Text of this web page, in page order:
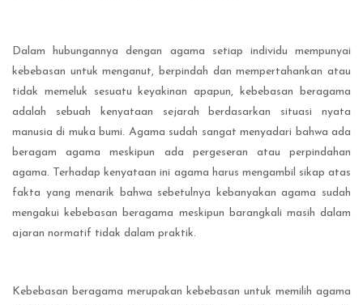
Dalam hubungannya dengan agama setiap individu mempunyai
kebebasan untuk menganut, berpindah dan mempertahankan atau
tidak memeluk sesuatu keyakinan apapun, kebebasan beragama
adalah sebuah kenyataan sejarah berdasarkan situasi nyata
manusia di muka bumi. Agama sudah sangat menyadari bahwa ada
beragam agama meskipun ada pergeseran atau perpindahan
agama. Terhadap kenyataan ini agama harus mengambil sikap atas
fakta yang menarik bahwa sebetulnya kebanyakan agama sudah
mengakui kebebasan beragama meskipun barangkali masih dalam
ajaran normatif tidak dalam praktik.
Kebebasan beragama merupakan kebebasan untuk memilih agama